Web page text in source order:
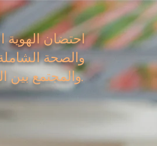
احتضان الهوية
والصحة الشاملة
والمجتمع بين الشابات.